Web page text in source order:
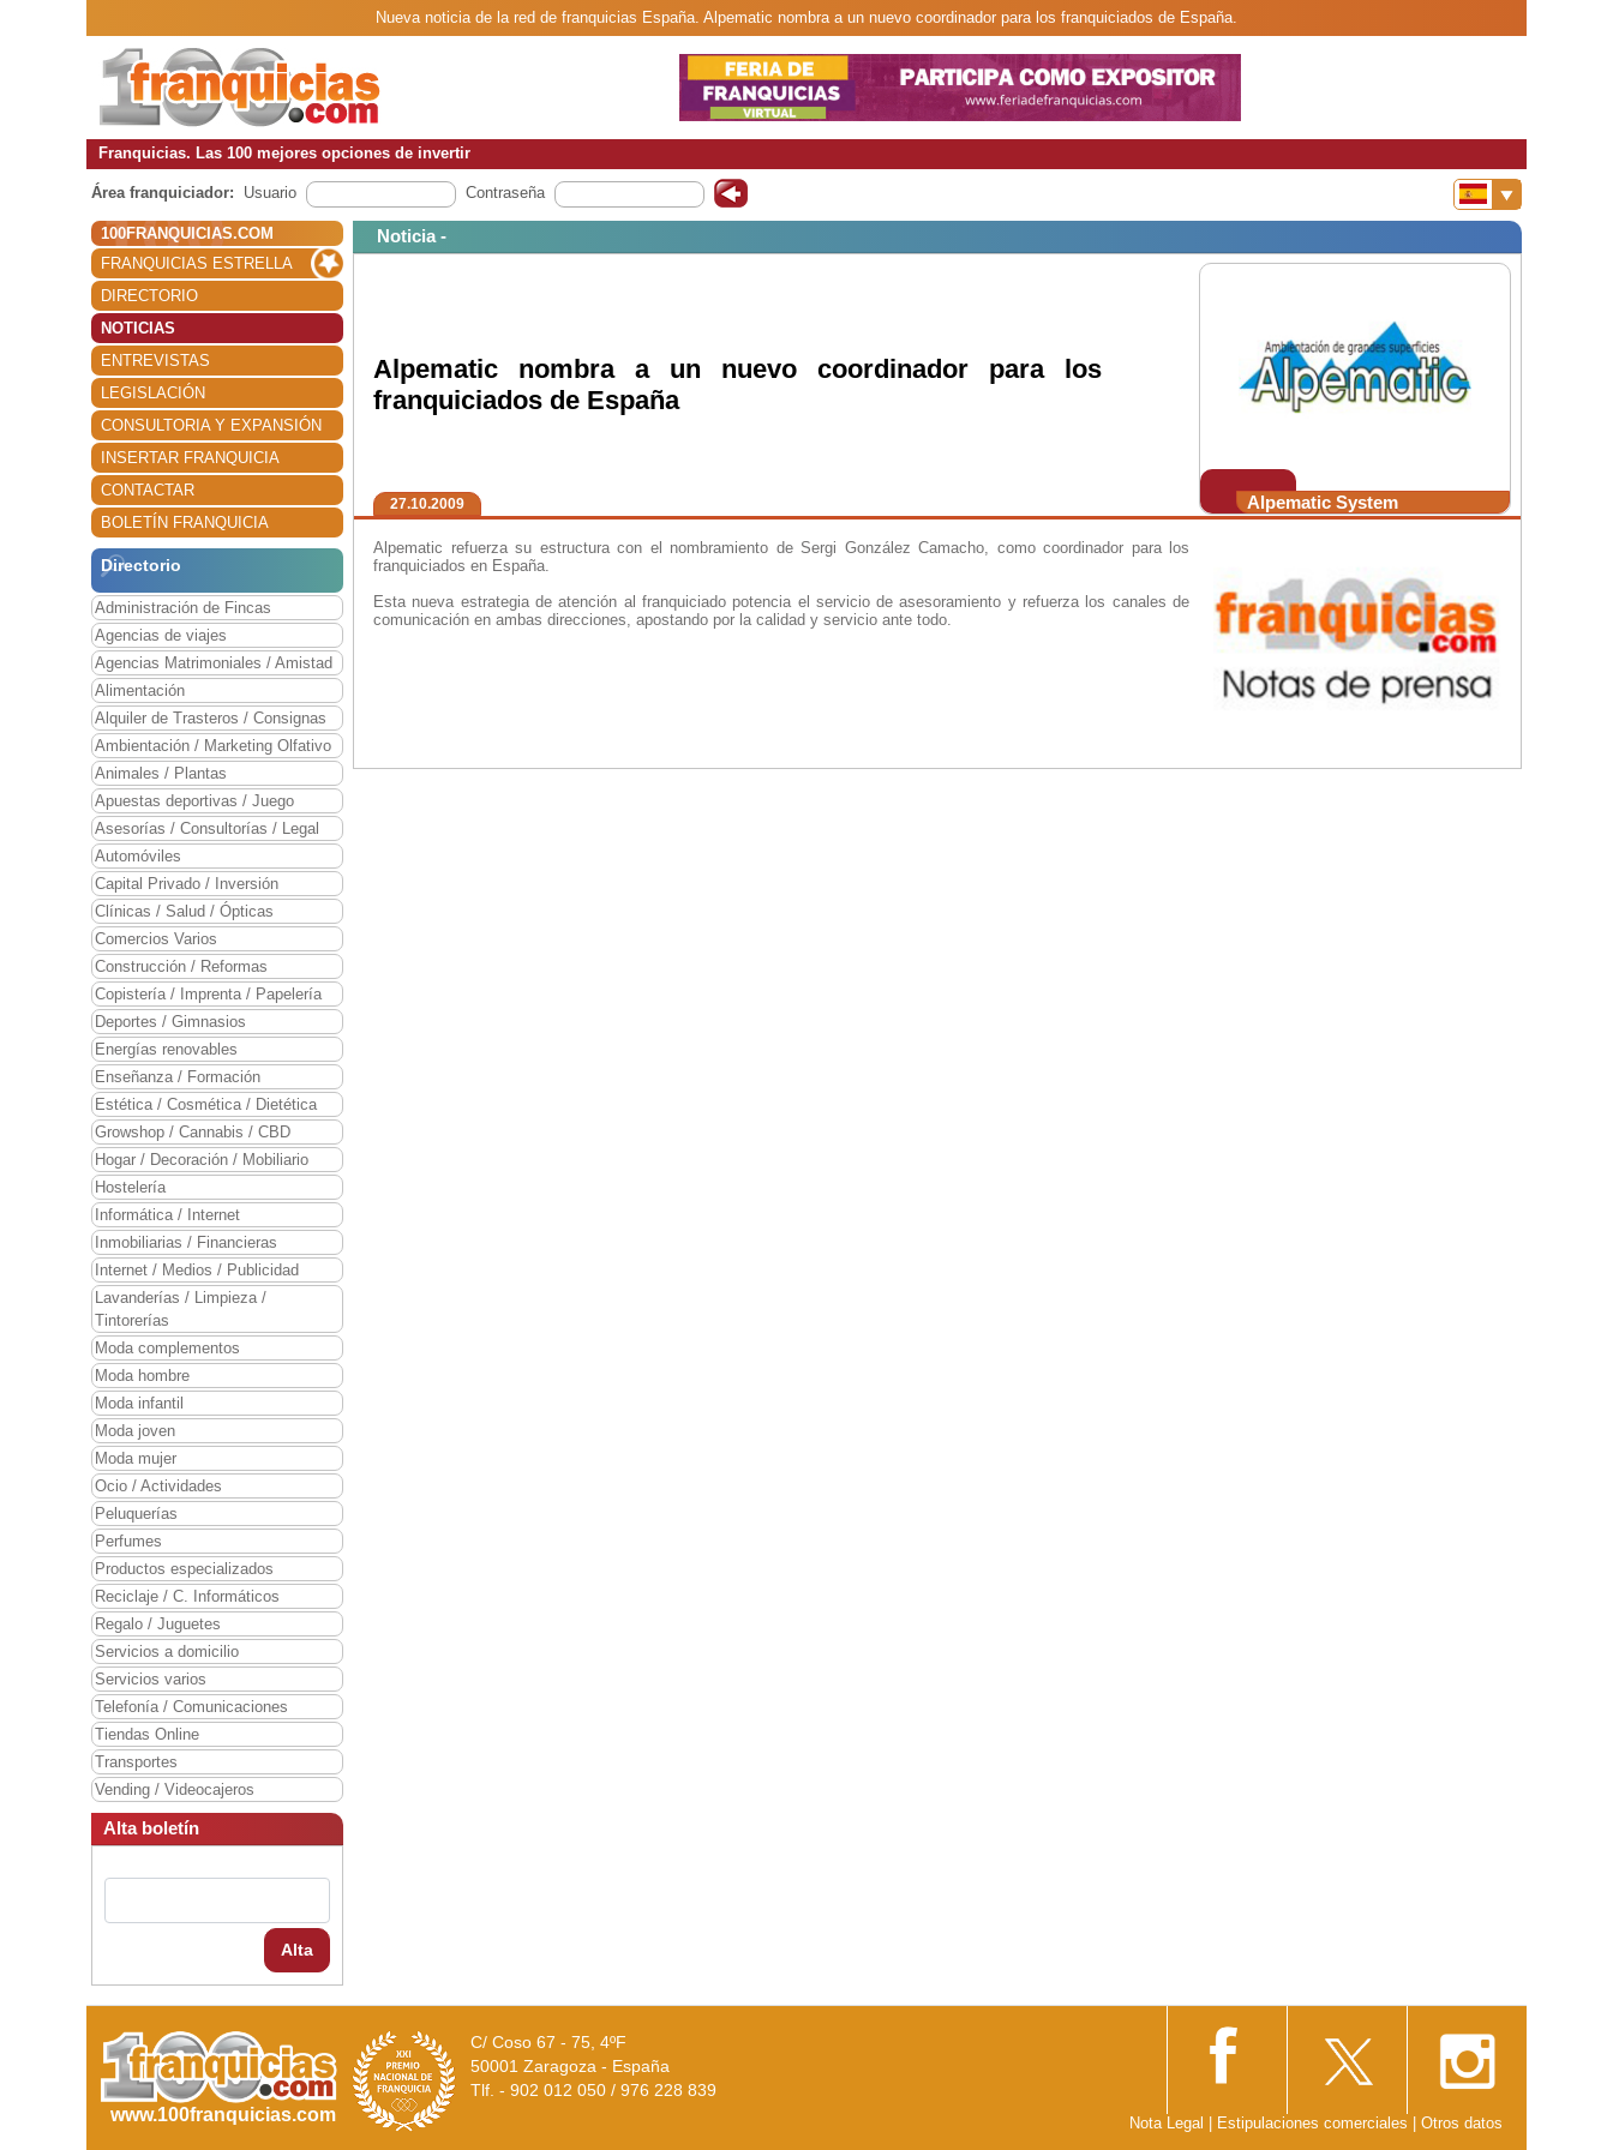
Nueva noticia de la red de franquicias España. Alpematic nombra a un nuevo coordinador para los franquiciados de España.
Franquicias. Las 100 mejores opciones de invertir
Área franquiciador: Usuario Contraseña
100FRANQUICIAS.COM
FRANQUICIAS ESTRELLA
DIRECTORIO
NOTICIAS
ENTREVISTAS
LEGISLACIÓN
CONSULTORIA Y EXPANSIÓN
INSERTAR FRANQUICIA
CONTACTAR
BOLETÍN FRANQUICIA
Directorio
Administración de Fincas
Agencias de viajes
Agencias Matrimoniales / Amistad
Alimentación
Alquiler de Trasteros / Consignas
Ambientación / Marketing Olfativo
Animales / Plantas
Apuestas deportivas / Juego
Asesorías / Consultorías / Legal
Automóviles
Capital Privado / Inversión
Clínicas / Salud / Ópticas
Comercios Varios
Construcción / Reformas
Copistería / Imprenta / Papelería
Deportes / Gimnasios
Energías renovables
Enseñanza / Formación
Estética / Cosmética / Dietética
Growshop / Cannabis / CBD
Hogar / Decoración / Mobiliario
Hostelería
Informática / Internet
Inmobiliarias / Financieras
Internet / Medios / Publicidad
Lavanderías / Limpieza /
Tintorerías
Moda complementos
Moda hombre
Moda infantil
Moda joven
Moda mujer
Ocio / Actividades
Peluquerías
Perfumes
Productos especializados
Reciclaje / C. Informáticos
Regalo / Juguetes
Servicios a domicilio
Servicios varios
Telefonía / Comunicaciones
Tiendas Online
Transportes
Vending / Videocajeros
Alta boletín
Alta
Noticia -
Alpematic System
Alpematic nombra a un nuevo coordinador para los
franquiciados de España
27.10.2009
Alpematic refuerza su estructura con el nombramiento de Sergi González Camacho, como coordinador para los
franquiciados en España.
Esta nueva estrategia de atención al franquiciado potencia el servicio de asesoramiento y refuerza los canales de
comunicación en ambas direcciones, apostando por la calidad y servicio ante todo.
www.100franquicias.com
C/ Coso 67 - 75, 4ºF
50001 Zaragoza - España
Tlf. - 902 012 050 / 976 228 839
Nota Legal Estipulaciones comerciales Otros datos